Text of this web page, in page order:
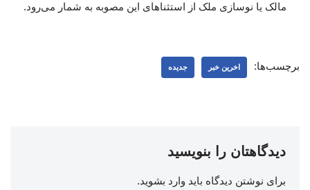
مالک یا نوسازی ملک از استثناهای این مصوبه به شمار می‌رود.
برچسب‌ها: اخرین خبر جدیده
دیدگاهتان را بنویسید
برای نوشتن دیدگاه باید وارد بشوید.